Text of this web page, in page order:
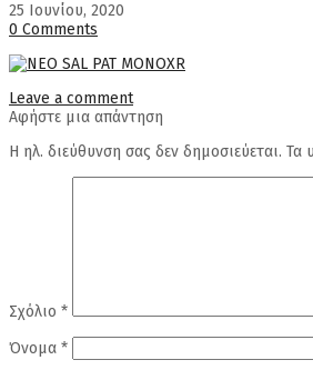
25 Ιουνίου, 2020
0 Comments
Leave a comment
Αφήστε μια απάντηση
Η ηλ. διεύθυνση σας δεν δημοσιεύεται. Τα
Σχόλιο *
Όνομα *